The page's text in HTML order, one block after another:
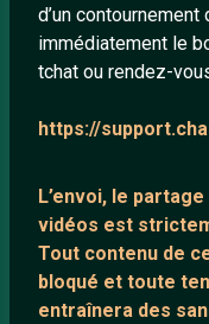
d’un
immédiatement le
tchat ou rendez-
https://
L’envoi, le
vidéos est
Tout contenu de
bloqué et toute
entraînera des
Conditions générales
Protection mineurs
Blog
Salons de discussion